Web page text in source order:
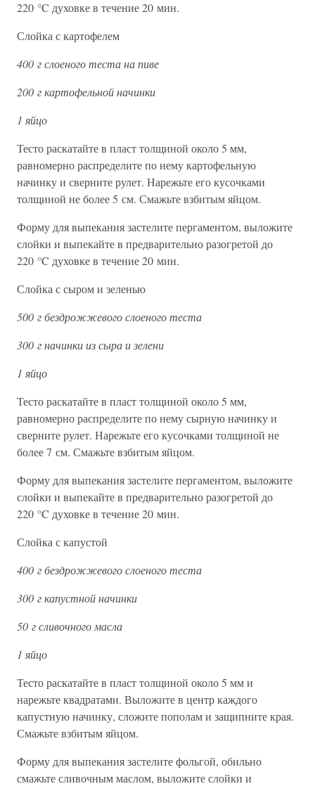
220 °C духовке в течение 20 мин.
Слойка с картофелем
400 г слоеного теста на пиве
200 г картофельной начинки
1 яйцо
Тесто раскатайте в пласт толщиной около 5 мм,
равномерно распределите по нему картофельную
начинку и сверните рулет. Нарежьте его кусочками
толщиной не более 5 см. Смажьте взбитым яйцом.
Форму для выпекания застелите пергаментом, выложите
слойки и выпекайте в предварительно разогретой до
220 °C духовке в течение 20 мин.
Слойка с сыром и зеленью
500 г бездрожжевого слоеного теста
300 г начинки из сыра и зелени
1 яйцо
Тесто раскатайте в пласт толщиной около 5 мм,
равномерно распределите по нему сырную начинку и
сверните рулет. Нарежьте его кусочками толщиной не
более 7 см. Смажьте взбитым яйцом.
Форму для выпекания застелите пергаментом, выложите
слойки и выпекайте в предварительно разогретой до
220 °C духовке в течение 20 мин.
Слойка с капустой
400 г бездрожжевого слоеного теста
300 г капустной начинки
50 г сливочного масла
1 яйцо
Тесто раскатайте в пласт толщиной около 5 мм и
нарежьте квадратами. Выложите в центр каждого
капустную начинку, сложите пополам и защипните края.
Смажьте взбитым яйцом.
Форму для выпекания застелите фольгой, обильно
смажьте сливочным маслом, выложите слойки и